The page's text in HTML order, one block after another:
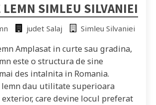
LEMN SIMLEU SILVANIEI
judet Salaj Simleu Silvaniei
Amplasat in curte sau gradina,
este o structura de sine
des intalnita in Romania.
lemn dau utilitate superioara
care devine locul preferat